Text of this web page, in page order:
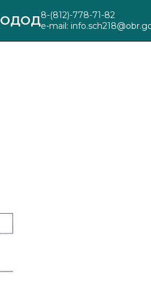
ОДОД8-(812)-778-71-82
e-mail: